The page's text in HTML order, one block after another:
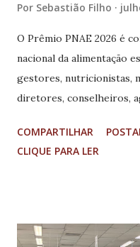
Por Sebastião Filho
O Prêmio PNAE 2026 é
nacional da alimentação
gestores, nutricionistas,
diretores, conselheiros,
nacional. O município
cerimônia de premiação
conquistou o 1º lugar no
COMPARTILHAR
CLIQUE PARA LER